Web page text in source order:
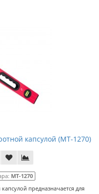
капсулой (MT-1270)
MT-1270
предназначается для